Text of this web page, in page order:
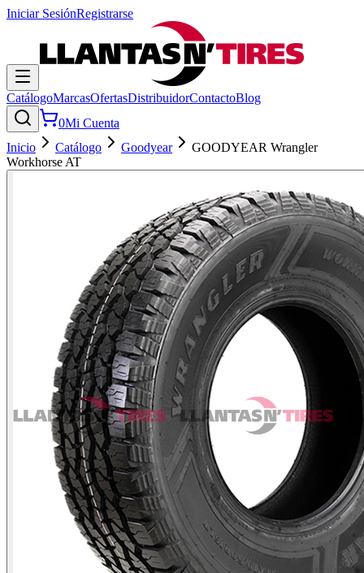
Iniciar SesiónRegistrarse
CatálogoMarcasOfertasDistribuidorContactoBlog
0Mi Cuenta
Inicio
Catálogo Goodyear
GOODYEAR Wrangler
Workhorse AT